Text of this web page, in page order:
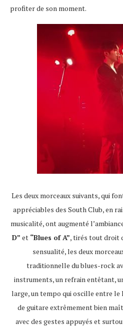
profiter de son moment.
Les deux morceaux suivants, qui
appréciables des South Club, en
musicalité, ont augmenté
D” et“Blues of A”, tirés tout droit
sensualité, les deux
traditionnelle du blues-rock
instruments, un refrain entêtant,
large, un tempo qui oscille entre
de guitare extrêmement bien
avec des gestes appuyés et